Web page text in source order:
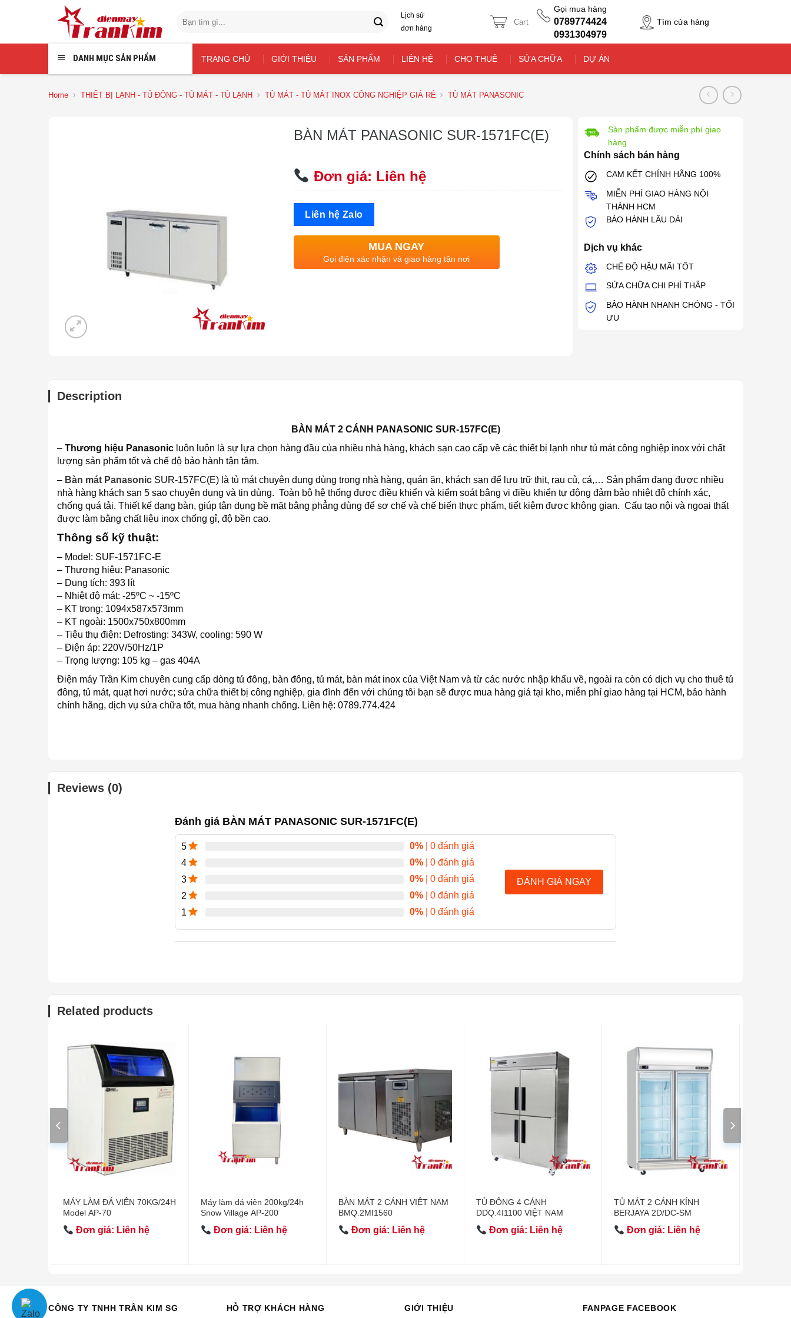
dung
Lịch sử
đơn hàng
Cart
Gọi mua hàng
0789774424
0931304979
Tìm cửa hàng
DANH MỤC SẢN PHẨM TRANG CHỦ GIỚI THIỆU SẢN PHẨM LIÊN HỆ CHO THUÊ SỬA CHỮA DỰ ÁN
Home THIẾT BỊ LẠNH - TỦ ĐÔNG - TỦ MÁT - TỦ LẠNH TỦ MÁT - TỦ MÁT INOX CÔNG NGHIỆP GIÁ RẺ TỦ MÁT PANASONIC
BÀN MÁT PANASONIC SUR-1571FC(E)
Đơn giá: Liên hệ
Liên hệ Zalo
MUA NGAY
Gọi điện xác nhận và giao hàng tận nơi
Sản phẩm được miễn phí giao
hàng
Chính sách bán hàng
CAM KẾT CHÍNH HÃNG 100%
MIỄN PHÍ GIAO HÀNG NỘI
THÀNH HCM
BẢO HÀNH LÂU DÀI
Dịch vụ khác
CHẾ ĐỘ HẬU MÃI TỐT
SỬA CHỮA CHI PHÍ THẤP
BẢO HÀNH NHANH CHÓNG - TỐI
ƯU
Description
BÀN MÁT 2 CÁNH PANASONIC SUR-157FC(E)
– Thương hiệu Panasonic luôn luôn là sự lựa chọn hàng đầu của nhiều nhà hàng, khách sạn cao cấp về các thiết bị lạnh như tủ mát công nghiệp inox với chất
lượng sản phẩm tốt và chế độ bảo hành tận tâm.
– Bàn mát Panasonic SUR-157FC(E) là tủ mát chuyên dụng dùng trong nhà hàng, quán ăn, khách sạn để lưu trữ thịt, rau củ, cá,… Sản phẩm đang được nhiều
nhà hàng khách sạn 5 sao chuyên dụng và tin dùng. Toàn bộ hệ thống được điều khiển và kiểm soát bằng vi điều khiển tự động đảm bảo nhiệt độ chính xác,
chống quá tải. Thiết kế dạng bàn, giúp tận dụng bề mặt bằng phẳng dùng để sơ chế và chế biến thực phẩm, tiết kiệm được không gian. Cấu tạo nội và ngoại thất
được làm bằng chất liệu inox chống gỉ, độ bền cao.
Thông số kỹ thuật:
– Model: SUF-1571FC-E
– Thương hiệu: Panasonic
– Dung tích: 393 lít
– Nhiệt độ mát: -25ºC ~ -15ºC
– KT trong: 1094x587x573mm
– KT ngoài: 1500x750x800mm
– Tiêu thụ điện: Defrosting: 343W, cooling: 590 W
– Điện áp: 220V/50Hz/1P
– Trọng lượng: 105 kg – gas 404A
Điện máy Trần Kim chuyên cung cấp dòng tủ đông, bàn đông, tủ mát, bàn mát inox của Việt Nam và từ các nước nhập khẩu về, ngoài ra còn có dịch vụ cho thuê tủ
đông, tủ mát, quạt hơi nước; sửa chữa thiết bị công nghiệp, gia đình đến với chúng tôi bạn sẽ được mua hàng giá tại kho, miễn phí giao hàng tại HCM, bảo hành
chính hãng, dịch vụ sửa chữa tốt, mua hàng nhanh chống. Liên hệ: 0789.774.424
Reviews (0)
Đánh giá BÀN MÁT PANASONIC SUR-1571FC(E)
5 0% | 0 đánh giá
4
0% | 0 đánh giá
3
0% | 0 đánh giá
2
0% | 0 đánh giá
1
0% | 0 đánh giá
ĐÁNH GIÁ NGAY
Related products
MÁY LÀM ĐÁ VIÊN 70KG/24H
Model AP-70
Đơn giá: Liên hệ
Máy làm đá viên 200kg/24h
Snow Village AP-200
Đơn giá: Liên hệ
BÀN MÁT 2 CÁNH VIỆT NAM
BMQ.2MI1560
Đơn giá: Liên hệ
TỦ ĐÔNG 4 CÁNH
DDQ.4I1100 VIỆT NAM
Đơn giá: Liên hệ
TỦ MÁT 2 CÁNH KÍNH
BERJAYA 2D/DC-SM
Đơn giá: Liên hệ
CÔNG TY TNHH TRẦN KIM SG HỖ TRỢ KHÁCH HÀNG GIỚI THIỆU FANPAGE FACEBOOK